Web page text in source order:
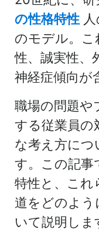
の性格特性
のモデル。こ
性、誠実性、
神経症傾向が
職場の問題や
する従業員の
な考え方につ
す。この記事
特性と、これ
道をどのよう
いて説明しま